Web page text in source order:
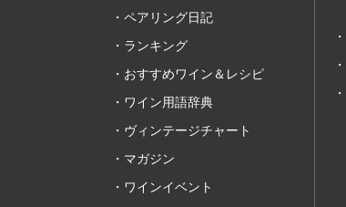
ペアリング日記
ランキング
おすすめワイン＆レシピ
ワイン用語辞典
ヴィンテージチャート
マガジン
ワインイベント